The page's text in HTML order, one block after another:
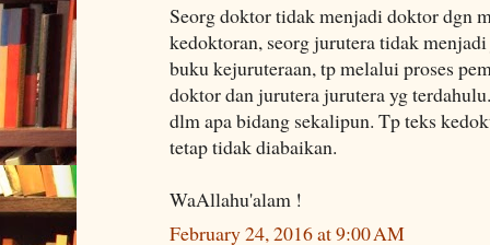
Seorg doktor tidak menjadi doktor dgn
kedoktoran, seorg jurutera tidak
buku kejuruteraan, tp melalui proses
doktor dan jurutera jurutera yg
dlm apa bidang sekalipun. Tp teks
tetap tidak diabaikan.
WaAllahu'alam !
February 24, 2016 at 9:00 AM